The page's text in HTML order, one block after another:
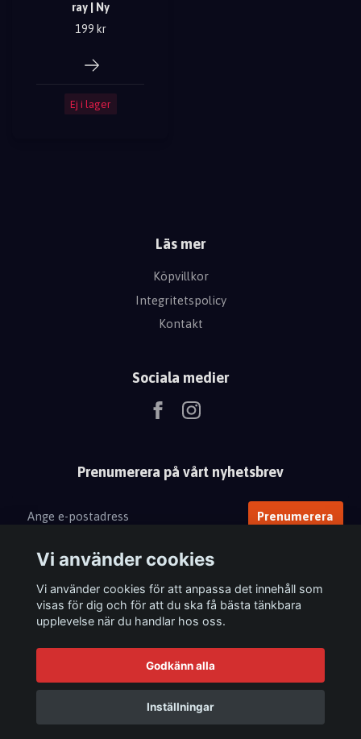
ray | Ny
199 kr
Ej i lager
Läs mer
Köpvillkor
Integritetspolicy
Kontakt
Sociala medier
Prenumerera på vårt nyhetsbrev
Prenumerera
© 2026 Femix
Vi använder cookies
Vi använder cookies för att anpassa det innehåll som
visas för dig och för att du ska få bästa tänkbara
upplevelse när du handlar hos oss.
Godkänn alla
Inställningar